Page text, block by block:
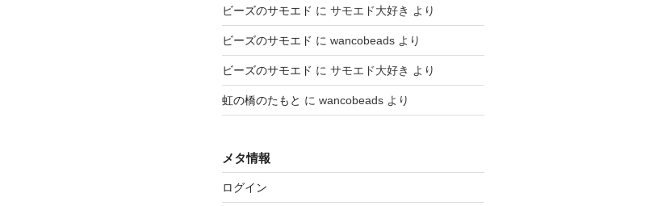
ビーズのサモエド に サモエド大好き より
ビーズのサモエド に wancobeadsより
ビーズのサモエド に サモエド大好き より
虹の橋のたもと に wancobeadsより
メタ情報
ログイン